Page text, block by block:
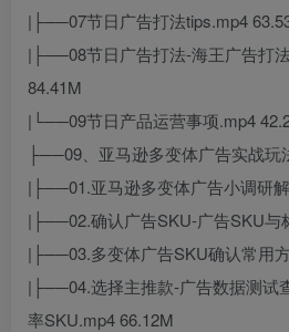
|├──07节日广告打法tips.mp4
|├──08节日广告打法-海王广告打
84.41M
|└──09节日产品运营事项.mp4
├──09、亚马逊多变体广告实战玩
|├──01.亚马逊多变体广告小调研
|├──02.确认广告SKU-广告SKU与
|├──03.多变体广告SKU确认常用
|├──04.选择主推款-广告数据测试
率SKU.mp4 66.12M